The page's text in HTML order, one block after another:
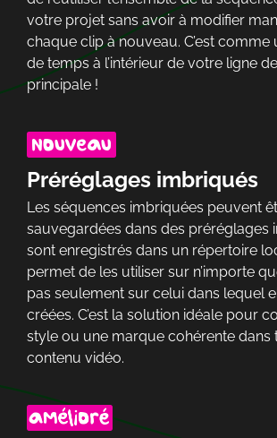
votre projet sans avoir à modifier
chaque clip à nouveau. C’est comme
de temps à l’intérieur de votre ligne
principale !
Préréglages imbriqués
Les séquences imbriquées peuvent
sauvegardées dans des préréglages
sont enregistrés dans un répertoire
permet de les utiliser sur n’importe
pas seulement sur celui dans lequel
créées. C’est la solution idéale pour
style ou une marque cohérente dans
contenu vidéo.